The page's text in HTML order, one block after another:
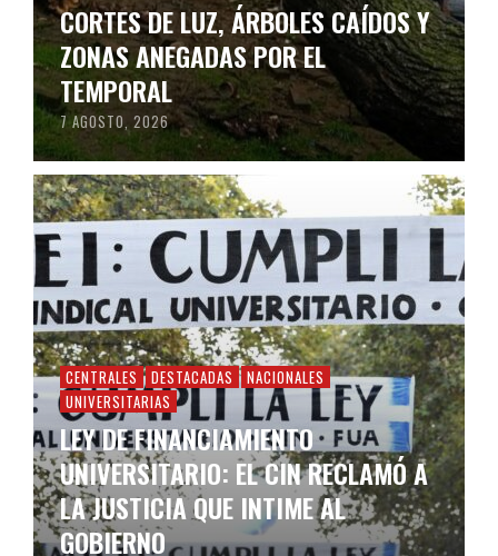
CORTES DE LUZ, ÁRBOLES CAÍDOS Y
ZONAS ANEGADAS POR EL
TEMPORAL
7 AGOSTO, 2026
CENTRALES DESTACADAS
NACIONALES
UNIVERSITARIAS
LEY DE FINANCIAMIENTO
UNIVERSITARIO: EL CIN RECLAMÓ A
LA JUSTICIA QUE INTIME AL
GOBIERNO